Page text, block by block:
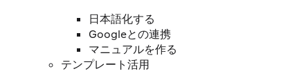
日本語化する
Googleとの連携
マニュアルを作る
テンプレート活用